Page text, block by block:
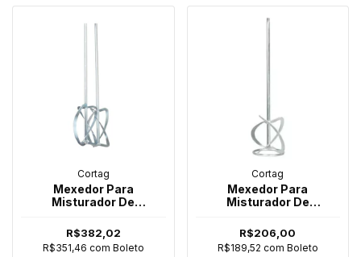
Cortag
Mexedor Para
Misturador De
180
R$382,02
R$351,46 com Boleto
Cortag
Mexedor Para
Misturador De
140
R$206,00
R$189,52 com Boleto